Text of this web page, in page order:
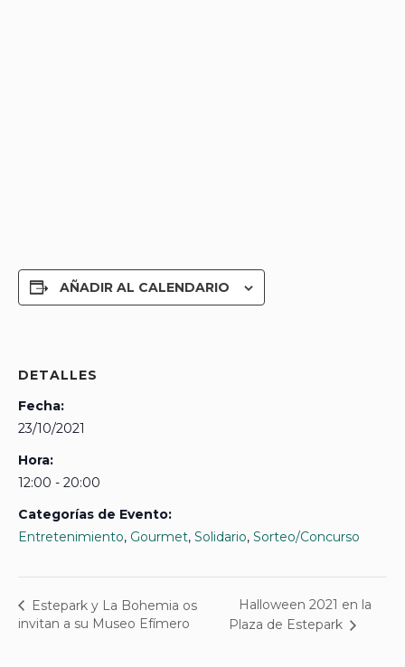
AÑADIR AL CALENDARIO
DETALLES
Fecha:
23/10/2021
Hora:
12:00 - 20:00
Categorías de Evento:
Entretenimiento, Gourmet, Solidario, Sorteo/Concurso
Estepark y La Bohemia os
invitan a su Museo Efímero
Halloween 2021 en la
Plaza de Estepark